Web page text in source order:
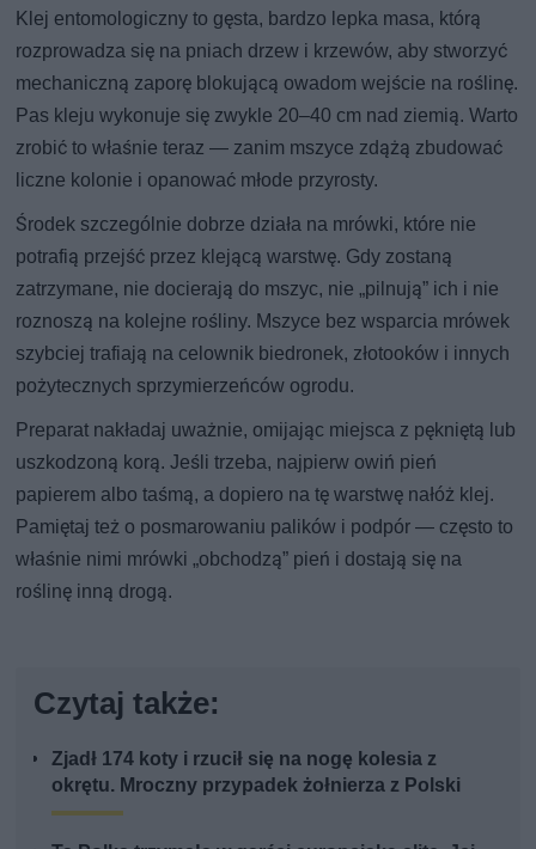
Klej entomologiczny to gęsta, bardzo lepka masa, którą
rozprowadza się na pniach drzew i krzewów, aby stworzyć
mechaniczną zaporę blokującą owadom wejście na roślinę.
Pas kleju wykonuje się zwykle 20–40 cm nad ziemią. Warto
zrobić to właśnie teraz — zanim mszyce zdążą zbudować
liczne kolonie i opanować młode przyrosty.
Środek szczególnie dobrze działa na mrówki, które nie
potrafią przejść przez klejącą warstwę. Gdy zostaną
zatrzymane, nie docierają do mszyc, nie „pilnują” ich i nie
roznoszą na kolejne rośliny. Mszyce bez wsparcia mrówek
szybciej trafiają na celownik biedronek, złotooków i innych
pożytecznych sprzymierzeńców ogrodu.
Preparat nakładaj uważnie, omijając miejsca z pękniętą lub
uszkodzoną korą. Jeśli trzeba, najpierw owiń pień
papierem albo taśmą, a dopiero na tę warstwę nałóż klej.
Pamiętaj też o posmarowaniu palików i podpór — często to
właśnie nimi mrówki „obchodzą” pień i dostają się na
roślinę inną drogą.
Czytaj także:
Zjadł 174 koty i rzucił się na nogę kolesia z
okrętu. Mroczny przypadek żołnierza z Polski